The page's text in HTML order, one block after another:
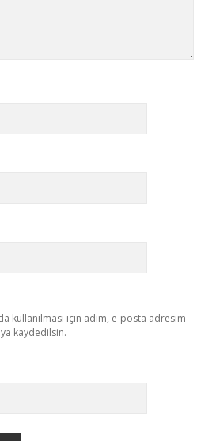
kullanılması için adım, e-posta adresim
kaydedilsin.